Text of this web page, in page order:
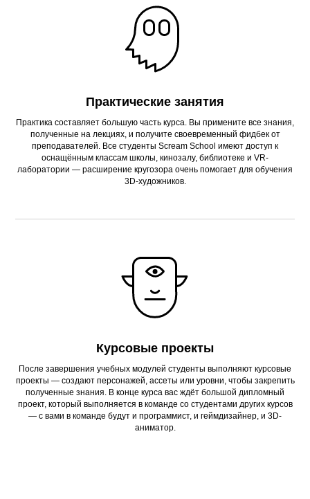
Практические занятия
Практика составляет большую часть курса. Вы примените все знания,
полученные на лекциях, и получите своевременный фидбек от
преподавателей. Все студенты Scream School имеют доступ к
оснащённым классам школы, кинозалу, библиотеке и VR-
лаборатории — расширение кругозора очень помогает для обучения
3D-художников.
Курсовые проекты
После завершения учебных модулей студенты выполняют курсовые
проекты — создают персонажей, ассеты или уровни, чтобы закрепить
полученные знания. В конце курса вас ждёт большой дипломный
проект, который выполняется в команде со студентами других курсов
— с вами в команде будут и программист, и геймдизайнер, и 3D-
аниматор.